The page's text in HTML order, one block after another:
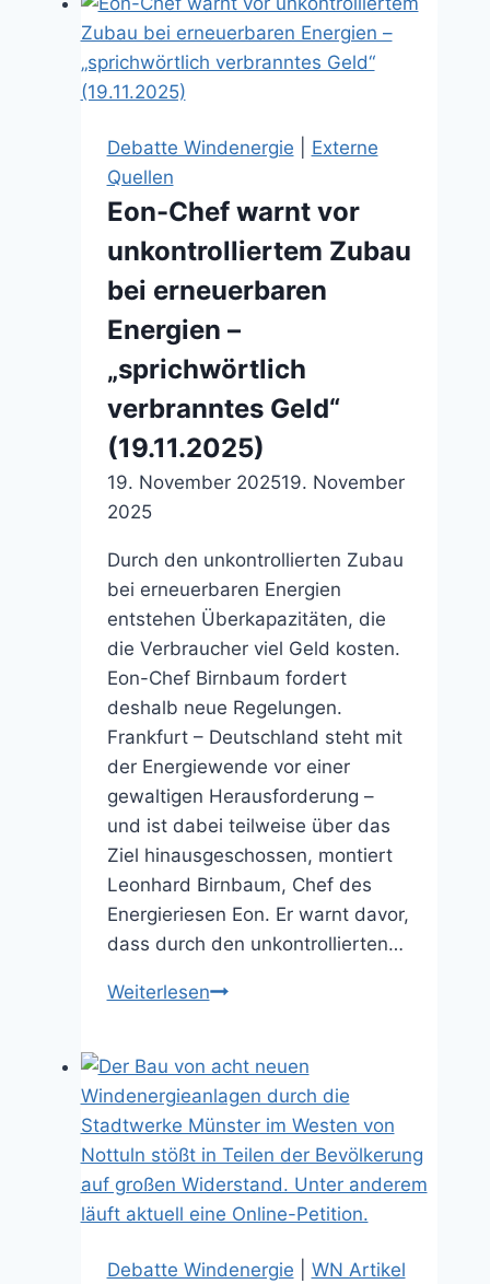
Debatte Windenergie
Externe
Quellen
Eon-Chef warnt vor
unkontrolliertem Zubau
bei erneuerbaren
Energien –
„sprichwörtlich
verbranntes Geld“
(19.11.2025)
19. November 202519. November
2025
Durch den unkontrollierten Zubau
bei erneuerbaren Energien
entstehen Überkapazitäten, die
die Verbraucher viel Geld kosten.
Eon-Chef Birnbaum fordert
deshalb neue Regelungen.
Frankfurt – Deutschland steht mit
der Energiewende vor einer
gewaltigen Herausforderung –
und ist dabei teilweise über das
Ziel hinausgeschossen, montiert
Leonhard Birnbaum, Chef des
Energieriesen Eon. Er warnt davor,
dass durch den unkontrollierten…
WeiterlesenEon-
vor
unkontrolliertem
Zubau
bei
erneuerbaren
Energien
Debatte Windenergie WN Artikel